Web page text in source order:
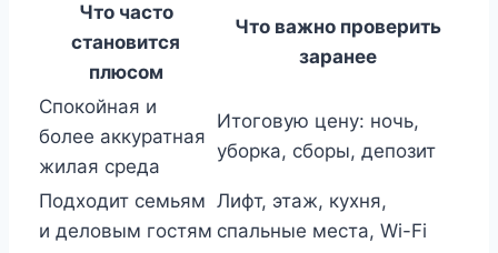
Что часто
становится
плюсом
Что важно проверить
заранее
Спокойная и
более аккуратная
жилая среда
Итоговую цену: ночь,
уборка, сборы, депозит
Подходит семьям
и деловым гостям
Лифт, этаж, кухня,
спальные места, Wi-Fi